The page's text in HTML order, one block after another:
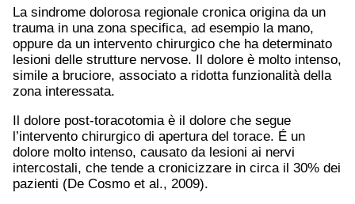
La sindrome dolorosa regionale cronica origina da un
trauma in una zona specifica, ad esempio la mano,
oppure da un intervento chirurgico che ha determinato
lesioni delle strutture nervose. Il dolore è molto intenso,
simile a bruciore, associato a ridotta funzionalità della
zona interessata.
Il dolore post-toracotomia è il dolore che segue
l’intervento chirurgico di apertura del torace. É un
dolore molto intenso, causato da lesioni ai nervi
intercostali, che tende a cronicizzare in circa il 30% dei
pazienti (De Cosmo et al., 2009).